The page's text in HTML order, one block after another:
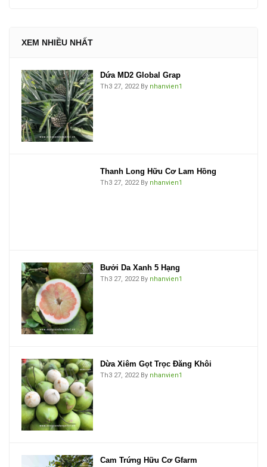
XEM NHIỀU NHẤT
Dứa MD2 Global Grap
Th3 27, 2022 By nhanvien1
Thanh Long Hữu Cơ Lam Hồng
Th3 27, 2022 By nhanvien1
Bưởi Da Xanh 5 Hạng
Th3 27, 2022 By nhanvien1
Dừa Xiêm Gọt Trọc Đăng Khôi
Th3 27, 2022 By nhanvien1
Cam Trứng Hữu Cơ Gfarm